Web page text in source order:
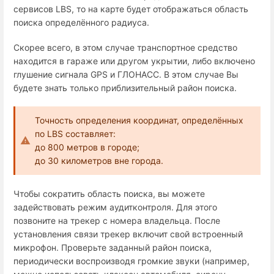
сервисов LBS, то на карте будет отображаться область
поиска определённого радиуса.
Скорее всего, в этом случае транспортное средство
находится в гараже или другом укрытии, либо включено
глушение сигнала GPS и ГЛОНАСС. В этом случае Вы
будете знать только приблизительный район поиска.
Точность определения координат, определённых
по LBS составляет:
до 800 метров в городе;
до 30 километров вне города.
Чтобы сократить область поиска, вы можете
задействовать режим аудитконтроля. Для этого
позвоните на трекер с номера владельца. После
установления связи трекер включит свой встроенный
микрофон. Проверьте заданный район поиска,
периодически воспроизводя громкие звуки (например,